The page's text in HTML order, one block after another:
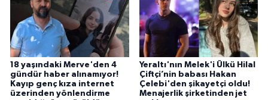
18 yaşındaki Merve'den 4
gündür haber alınamıyor!
Kayıp genç kıza internet
üzerinden yönlendirme
Yeraltı'nın Melek'i Ülkü Hilal
Çiftçi’nin babası Hakan
Çelebi'den şikayetçi oldu!
Menajerlik şirketinden jet